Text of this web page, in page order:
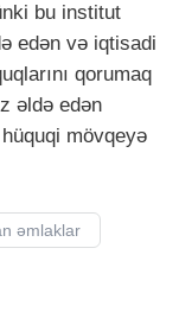
bu institut
edən və iqtisadi
qorumaq
əldə edən
mövqeyə
əmlaklar